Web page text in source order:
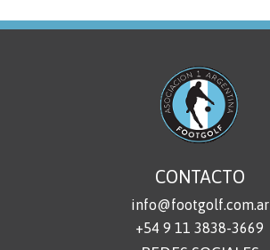
CONTACTO
info@footgolf.com.ar
+54 9 11 3838-3669